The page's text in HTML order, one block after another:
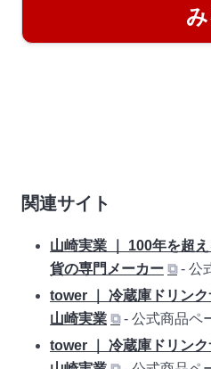
関連サイト
山崎実業 ｜ 100年を超
貨の専門メーカー ⧉- 公
tower ｜ 冷蔵庫ドリンク
山崎実業 ⧉- 公式商品ペ
tower ｜ 冷蔵庫ドリンク